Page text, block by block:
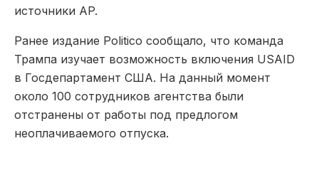
источники AP.
Ранее издание Politico сообщало, что команда
Трампа изучает возможность включения USAID
в Госдепартамент США. На данный момент
около 100 сотрудников агентства были
отстранены от работы под предлогом
неоплачиваемого отпуска.